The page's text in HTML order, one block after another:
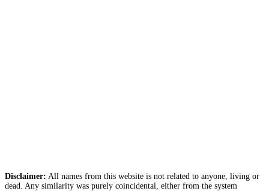
Disclaimer: All names from this website is not related to anyone, living or
dead. Any similarity was purely coincidental, either from the system